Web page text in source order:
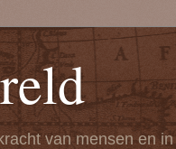
van mensen en in